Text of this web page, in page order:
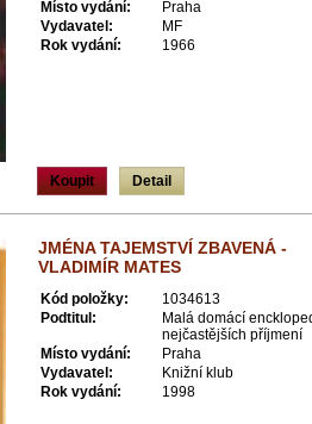
Místo vydání:
Praha
Vydavatel:
MF
Rok vydání:
1966
Koupit Detail
JMÉNA TAJEMSTVÍ ZBAVENÁ -
VLADIMÍR MATES
Kód položky:
1034613
Podtitul:
Malá domácí
nejčastějších příjmení
Místo vydání:
Praha
Vydavatel:
Knižní klub
Rok vydání:
1998